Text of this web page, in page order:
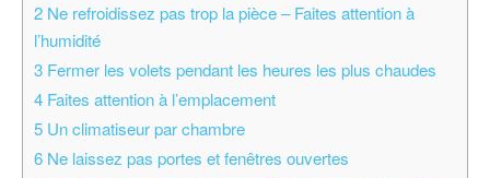
2 Ne refroidissez pas trop la pièce – Faites attention à
l’humidité
3 Fermer les volets pendant les heures les plus chaudes
4 Faites attention à l’emplacement
5 Un climatiseur par chambre
6 Ne laissez pas portes et fenêtres ouvertes